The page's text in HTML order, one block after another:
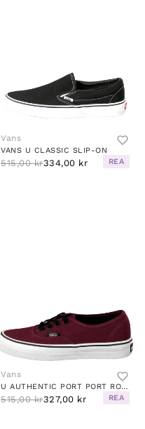
Vans
VANS U CLASSIC SLIP-ON
515,00 kr334,00 kr REA
Vans
U AUTHENTIC PORT PORT ROYALE/BLACK
515,00 kr327,00 kr REA